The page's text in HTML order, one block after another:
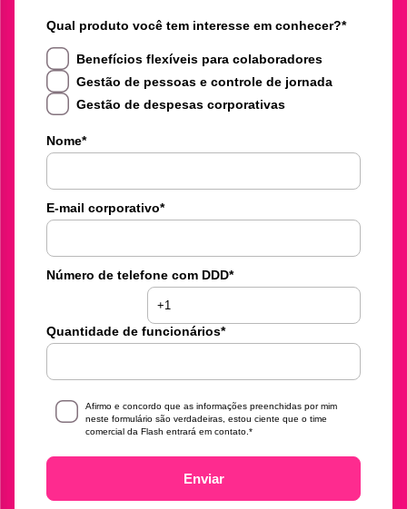
Qual produto você tem interesse em conhecer?*
Benefícios flexíveis para colaboradores
Gestão de pessoas e controle de jornada
Gestão de despesas corporativas
Nome*
E-mail corporativo*
Número de telefone com DDD*
Quantidade de funcionários*
Afirmo e concordo que as informações preenchidas por mim
neste formulário são verdadeiras, estou ciente que o time
comercial da Flash entrará em contato. *
Enviar